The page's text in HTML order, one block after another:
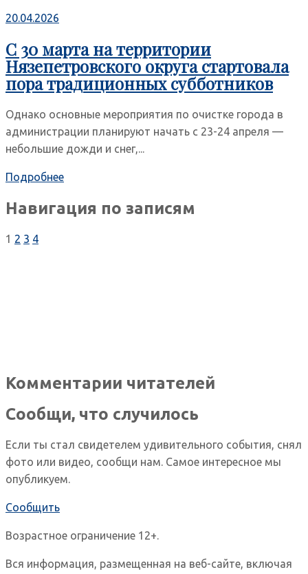
20.04.2026
С 30 марта на территории
Нязепетровского округа стартовала
пора традиционных субботников
Однако основные мероприятия по очистке города в
администрации планируют начать с 23-24 апреля —
небольшие дожди и снег,...
Подробнее
Навигация по записям
1 2 3 4
Комментарии читателей
Сообщи, что случилось
Если ты стал свидетелем удивительного события, снял
фото или видео, сообщи нам. Самое интересное мы
опубликуем.
Сообщить
Возрастное ограничение 12+.
Вся информация, размещенная на веб-сайте, включая